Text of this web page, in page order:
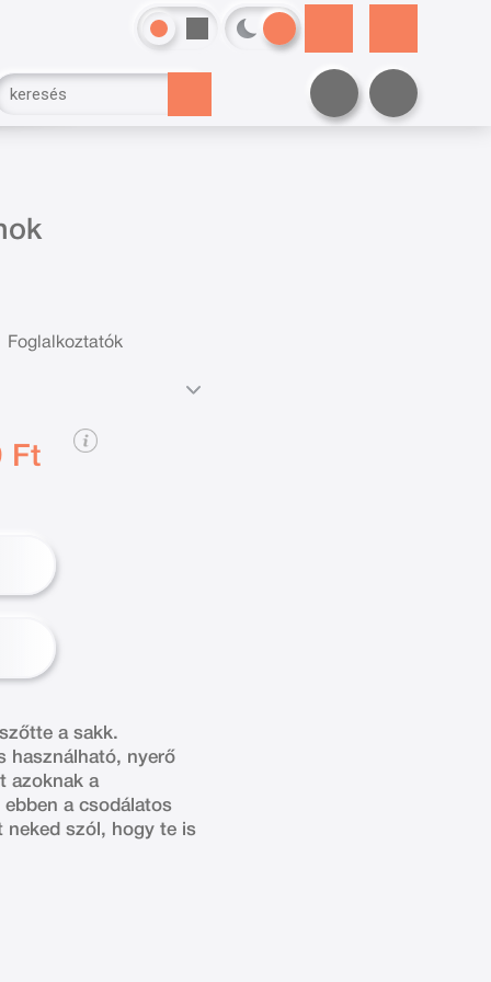
Foglalkoztatók
Ft
a sakk.
használható, nyerő
azoknak a
a csodálatos
neked szól, hogy te is